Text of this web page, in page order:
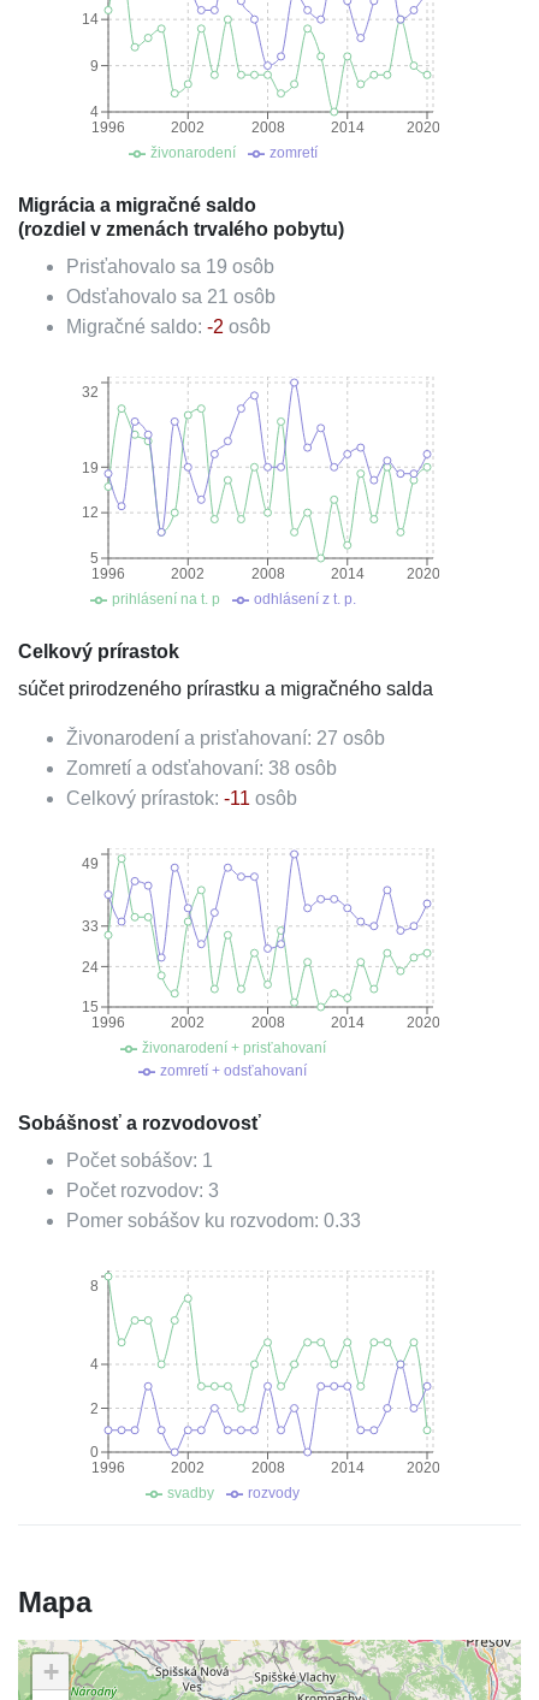
1996 2002 2008 2014 2020
4
9
14
živonarodení zomretí
Migrácia a migračné saldo
(rozdiel v zmenách trvalého pobytu)
Prisťahovalo sa 19 osôb
Odsťahovalo sa 21 osôb
Migračné saldo: -2 osôb
1996 2002 2008 2014 2020
5
12
19
32
prihlásení na t. p odhlásení z t. p.
Celkový prírastok
súčet prirodzeného prírastku a migračného salda
Živonarodení a prisťahovaní: 27 osôb
Zomretí a odsťahovaní: 38 osôb
Celkový prírastok: -11 osôb
1996 2002 2008 2014 2020
15
24
33
49
živonarodení + prisťahovaní
zomretí + odsťahovaní
Sobášnosť a rozvodovosť
Počet sobášov: 1
Počet rozvodov: 3
Pomer sobášov ku rozvodom: 0.33
1996 2002 2008 2014 2020
0
2
4
8
svadby rozvody
Mapa
+